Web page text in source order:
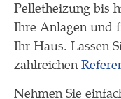
Pelletheizung bis
Ihre Anlagen und
Ihr Haus. Lassen
zahlreichen
Nehmen Sie